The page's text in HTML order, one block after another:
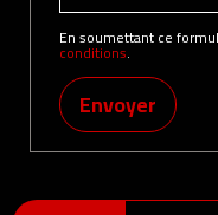
En soumettant ce
conditions.
Envoyer